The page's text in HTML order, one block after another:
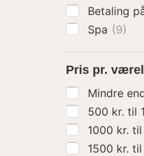
Betaling
Spa (9)
Pris pr.